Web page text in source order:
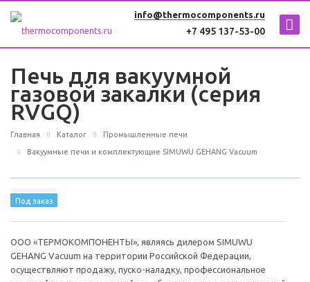
info@thermocomponents.ru
+7 495 137-53-00
Печь для вакуумной
газовой закалки (серия
RVGQ)
Главная Каталог Промышленные печи
Вакуумные печи и комплектующие SIMUWU GEHANG Vacuum
Под заказ
ООО «ТЕРМОКОМПОНЕНТЫ», являясь дилером SIMUWU
GEHANG Vacuum на территории Российской Федерации,
осуществляют продажу, пуско-наладку, профессиональное